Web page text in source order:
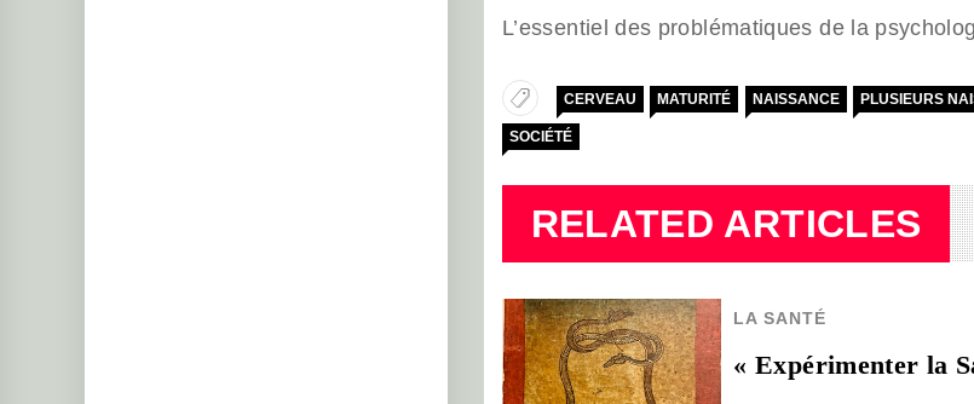
L’essentiel des problématiques de la
CERVEAU MATURITÉ NAISSANCE PLUSIEURS
SOCIÉTÉ
RELATED ARTICLES
LA SANTÉ
« Expérimenter la